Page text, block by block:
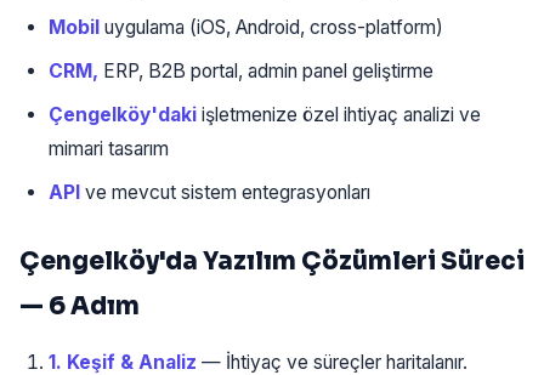
Mobil uygulama (iOS, Android, cross-platform)
CRM, ERP, B2B portal, admin panel geliştirme
Çengelköy'daki işletmenize özel ihtiyaç analizi ve
mimari tasarım
API ve mevcut sistem entegrasyonları
Çengelköy'da Yazılım Çözümleri Süreci
— 6 Adım
1. Keşif & Analiz — İhtiyaç ve süreçler haritalanır.